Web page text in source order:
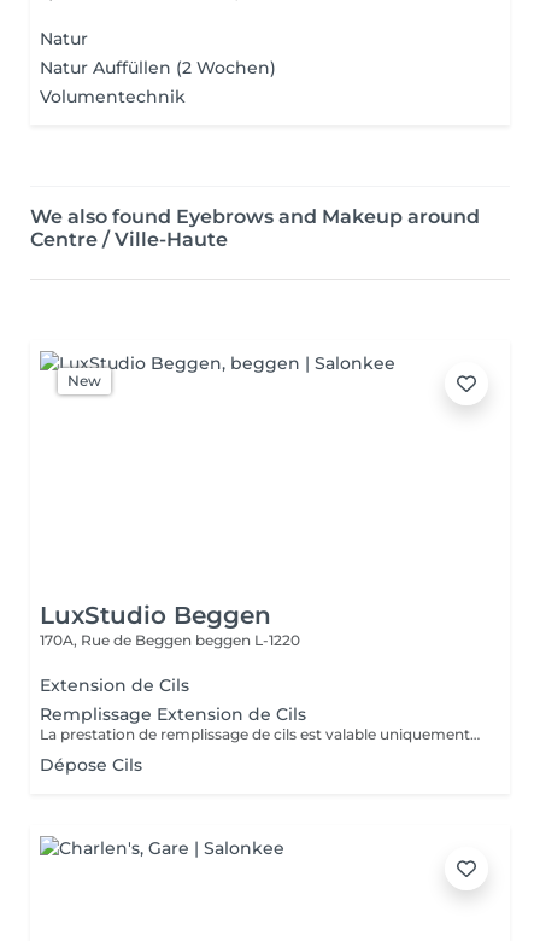
Natur
Natur Auffüllen (2 Wochen)
Volumentechnik
We also found Eyebrows and Makeup around
Centre / Ville-Haute
New
LuxStudio Beggen
170A, Rue de Beggen beggen L-1220
Extension de Cils
Remplissage Extension de Cils
La prestation de remplissage de cils est valable uniquement pour les clients ayant réalisé leur première pose chez LuxStudio. Si vous avez fait votre première pose dans un autre salon, vous devrez réserver une pose complète de cils afin de bénéficier de notre garantie, même pour les cils que vous avez déjà.
Dépose Cils